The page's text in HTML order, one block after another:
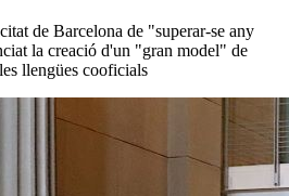
de Barcelona de "superar-se any
la creació d'un "gran model" de
llengües cooficials